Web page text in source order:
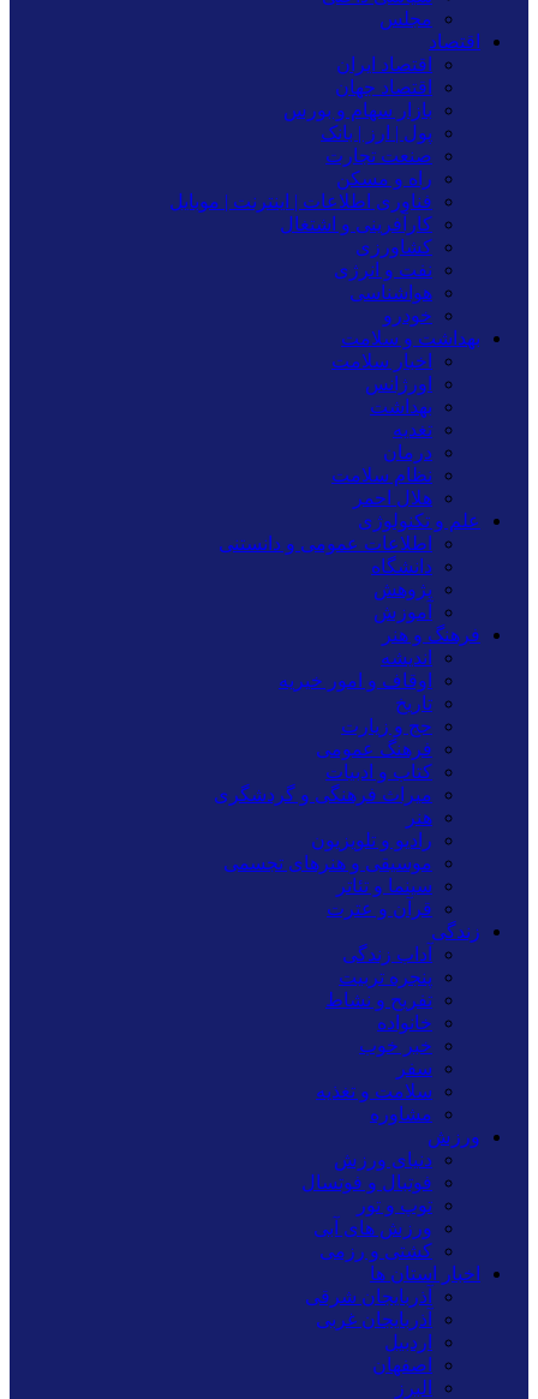
مجلس
اقتصاد
اقتصاد ایران
اقتصاد جهان
بازار سهام و بورس
پول | ارز | بانک
صنعت تجارت
راه و مسکن
فناوری اطلاعات | اینترنت | موبایل
کارآفرینی و اشتغال
کشاورزی
نفت و انرژی
هواشناسی
خودرو
بهداشت و سلامت
اخبار سلامت
اورژانس
بهداشت
تغدیه
درمان
نظام سلامت
هلال احمر
علم و تکنولوژی
اطلاعات عمومی و دانستنی
دانشگاه
پژوهش
آموزش
فرهنگ و هنر
اندیشه
اوقاف و امور خیریه
تاریخ
حج و زیارت
فرهنگ عمومی
کتاب و ادبیات
میراث فرهنگی و گردشگری
هنر
رادیو و تلویزیون
موسیقی و هنرهای تجسمی
سینما و تئاتر
قرآن و عترت
زندگی
آداب زندگی
پنجره تربیت
تفریح و نشاط
خانواده
خبر خوب
سفر
سلامت و تغذیه
مشاوره
ورزش
دنیای ورزش
فوتبال و فوتسال
توپ و تور
ورزش های آبی
کشتی و رزمی
اخبار استان ها
آذربایجان شرقی
آذربایجان غربی
اردبیل
اصفهان
البرز